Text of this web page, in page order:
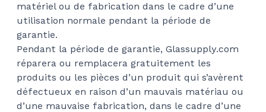
matériel ou de fabrication dans le cadre d’une
utilisation normale pendant la période de
garantie.
Pendant la période de garantie, Glassupply.com
réparera ou remplacera gratuitement les
produits ou les pièces d’un produit qui s’avèrent
défectueux en raison d’un mauvais matériau ou
d’une mauvaise fabrication, dans le cadre d’une